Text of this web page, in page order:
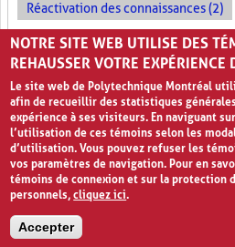
Réactivation des connaissances (2)
Évolution des apprentissages (2)
NOTRE SITE WEB UTILISE DES
REHAUSSER VOTRE EXPÉRIENCE
Le site web de Polytechnique Montréal
afin de recueillir des statistiques
expérience à ses visiteurs. En naviguant
l’utilisation de ces témoins selon les
d’utilisation. Vous pouvez refuser les
vos paramètres de navigation. Pour en
témoins de connexion et sur la protection
personnels,cliquez ici.
Accepter